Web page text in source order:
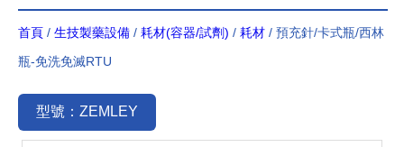
首頁 / 生技製藥設備 / 耗材(容器/試劑) / 耗材 / 預充針/卡式瓶/西林
瓶-免洗免滅RTU
型號：ZEMLEY